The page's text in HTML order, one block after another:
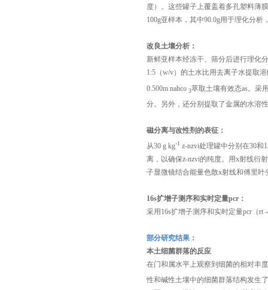
度）。这些罐子上覆盖着多孔塑料薄
100g亚样本，其中90.0g用于理化分析
改良土壤分析：
新鲜亚样本经冻干、筛分后进行理化
1:5（w/v）的土水比用去离子水提取
0.500m nahco 3萃取土壤有效态as。采
分。另外，还分别提取了金属的水溶
磁分离与改性剂的表征：
从30 g kg-1 z-nzvi处理罐中分别在30和
离，以确保z-nzvi的纯度。用x射线衍
子显微镜结合能量色散x射线和傅里
16s扩增子测序和实时定量pcr ：
采用16s扩增子测序和实时定量pcr（
部分研究结果：
本土细菌群落的反应
在门和属水平上观察到细菌的相对丰
性和碱性土壤中的细菌群落结构发生